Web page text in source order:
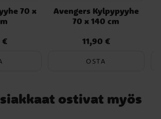
70 x
€
€
Avengers Kylpypyyhe
70 x 140 cm
Hinta:11,90 €
11,90 €
OSTA
ostivat myös